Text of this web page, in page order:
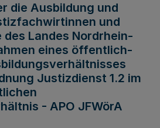
die Ausbildung und
und
Landes Nordrhein-
eines öffentlich-
Justizdienst 1.2 im
- APO JFWörA